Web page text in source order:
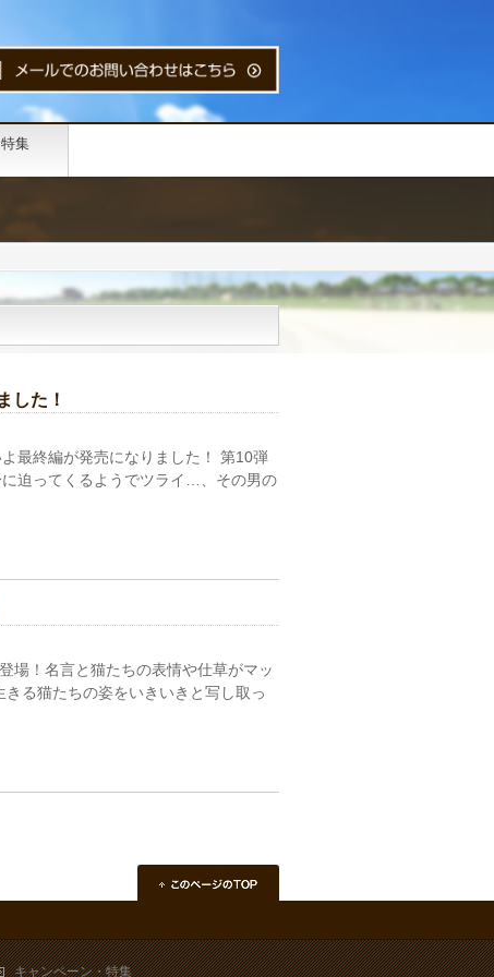
集
した！
最終編が発売になりました！ 第10弾
に迫ってくるようでツライ…、その男の
場！名言と猫たちの表情や仕草がマッ
る猫たちの姿をいきいきと写し取っ
キャンペーン・特集